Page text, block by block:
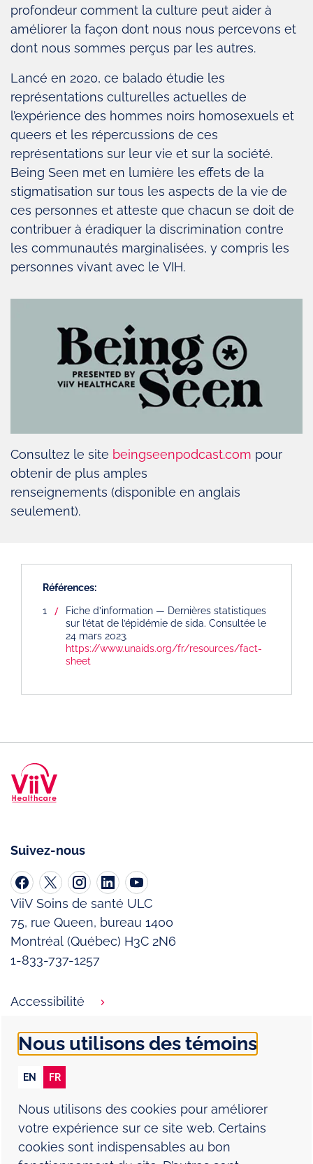
profondeur comment la culture peut aider à
améliorer la façon dont nous nous percevons et
dont nous sommes perçus par les autres.
Lancé en 2020, ce balado étudie les
représentations culturelles actuelles de
l’expérience des hommes noirs homosexuels et
queers et les répercussions de ces
représentations sur leur vie et sur la société.
Being Seen met en lumière les effets de la
stigmatisation sur tous les aspects de la vie de
ces personnes et atteste que chacun se doit de
contribuer à éradiquer la discrimination contre
les communautés marginalisées, y compris les
personnes vivant avec le VIH.
Consultez le site beingseenpodcast.com pour
obtenir de plus amples
renseignements (disponible en anglais
seulement).
Références:
Fiche d’information — Dernières statistiques
sur l’état de l’épidémie de sida. Consultée le
24 mars 2023.
https://www.unaids.org/fr/resources/fact-
sheet
Suivez-nous
ViiV Soins de santé ULC
75, rue Queen, bureau 1400
Montréal (Québec) H3C 2N6
1-833-737-1257
Accessibilité
Conditions d’utilisation
Politique relative aux témoins (cookies)
Nous joindre
Signaler un effet indésirable
Nous utilisons des témoins
EN FR
Nous utilisons des cookies pour améliorer
votre expérience sur ce site web. Certains
cookies sont indispensables au bon